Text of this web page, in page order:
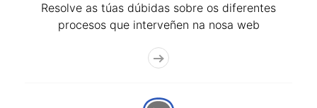
Resolve as túas dúbidas sobre os diferentes
procesos que interveñen na nosa web